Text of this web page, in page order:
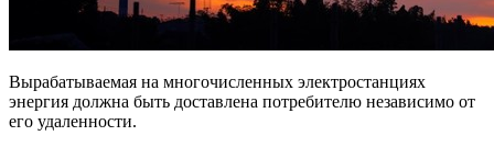
Вырабатываемая на многочисленных электростанциях
энергия должна быть доставлена потребителю независимо от
его удаленности.